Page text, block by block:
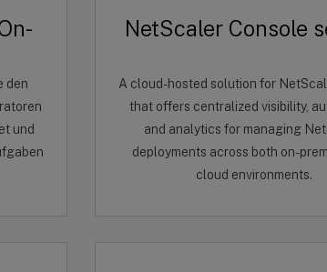
den
und
NetScaler Console
A cloud-hosted solution for
that offers centralized visibility,
and analytics for managing
deployments across both on-
cloud environments.